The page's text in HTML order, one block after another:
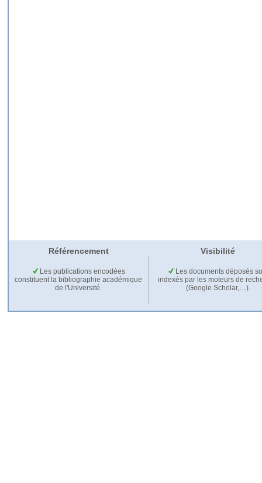
Référencement Visibilité
Les publications encodées
constituent la bibliographie académique
de l'Université.
Les documents déposés
indexés par les moteurs de
(Google Scholar,…).